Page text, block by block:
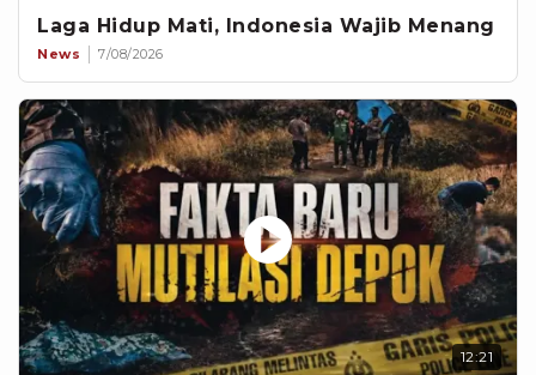
Laga Hidup Mati, Indonesia Wajib Menang
News 7/08/2026
12:21